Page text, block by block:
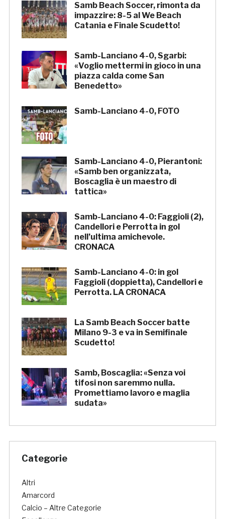
Samb Beach Soccer, rimonta da
impazzire: 8-5 al We Beach
Catania e Finale Scudetto!
Samb-Lanciano 4-0, Sgarbi:
«Voglio mettermi in gioco in una
piazza calda come San
Benedetto»
Samb-Lanciano 4-0, FOTO
Samb-Lanciano 4-0, Pierantoni:
«Samb ben organizzata,
Boscaglia è un maestro di
tattica»
Samb-Lanciano 4-0: Faggioli (2),
Candellori e Perrotta in gol
nell’ultima amichevole.
CRONACA
Samb-Lanciano 4-0: in gol
Faggioli (doppietta), Candellori e
Perrotta. LA CRONACA
La Samb Beach Soccer batte
Milano 9-3 e va in Semifinale
Scudetto!
Samb, Boscaglia: «Senza voi
tifosi non saremmo nulla.
Promettiamo lavoro e maglia
sudata»
Categorie
Altri
Amarcord
Calcio – Altre Categorie